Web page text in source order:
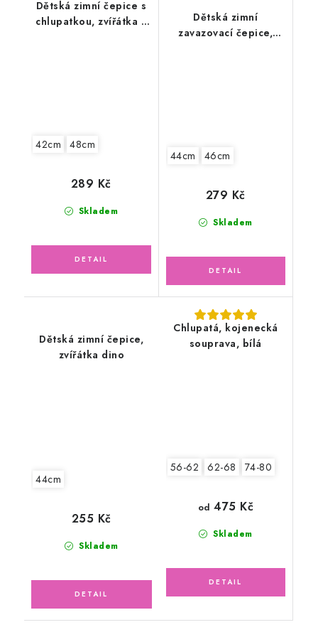
Dětská zimní čepice s
chlupatkou, zvířátka v
42cm 48cm
Skladem
289 Kč
Dětská zimní
zavazovací čepice,
44cm 46cm
Skladem
279 Kč
Dětská zimní čepice,
zvířátka dino
44cm
Skladem
255 Kč
Chlupatá, kojenecká
souprava, bílá
56-62 62-68 74-80
Skladem
od 475 Kč